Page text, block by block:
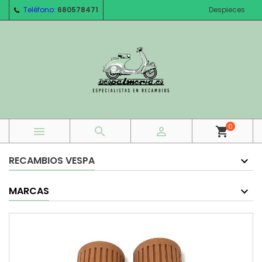
Teléfono: 680578471 Despieces
   shopping_cart0
RECAMBIOS VESPA
MARCAS